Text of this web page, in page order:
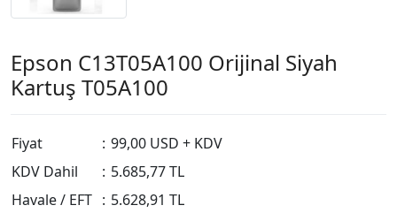
Epson C13T05A100 Orijinal Siyah
Kartuş T05A100
Fiyat : 99,00 USD + KDV
KDV Dahil
: 5.685,77 TL
Havale / EFT : 5.628,91 TL